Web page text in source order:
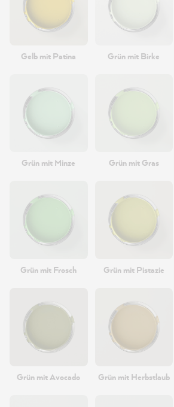
Gelb mit Patina Grün mit Birke
Grün mit Minze Grün mit Gras
Grün mit Frosch Grün mit Pistazie
Grün mit Avocado Grün mit Herbstlaub